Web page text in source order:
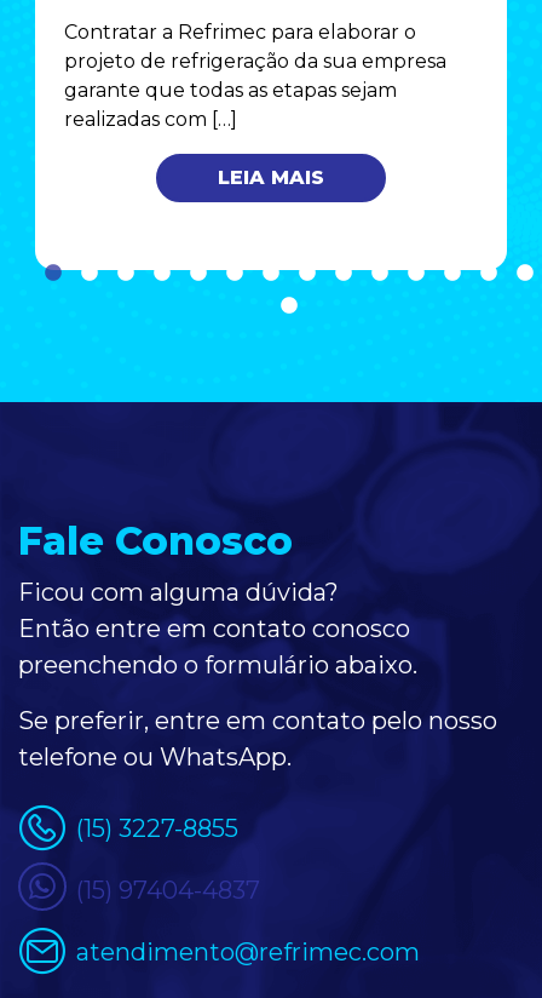
Contratar a Refrimec para elaborar o
projeto de refrigeração da sua empresa
garante que todas as etapas sejam
realizadas com […]
LEIA MAIS
Fale Conosco
Ficou com alguma dúvida?
Então entre em contato conosco
preenchendo o formulário abaixo.
Se preferir, entre em contato pelo nosso
telefone ou WhatsApp.
(15) 3227-8855
(15) 97404-4837
atendimento@refrimec.com